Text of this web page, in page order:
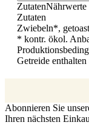
Zutaten
Zutaten
Zwiebeln*,
* kontr. ökol.
Getreide enthalten
Abonnieren Sie
Ihren nächsten